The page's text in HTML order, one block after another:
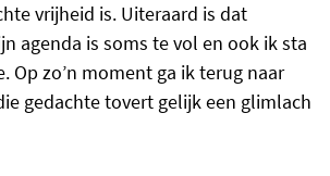
vrijheid is. Uiteraard is dat
agenda is soms te vol en ook ik sta
Op zo’n moment ga ik terug naar
gedachte tovert gelijk een glimlach